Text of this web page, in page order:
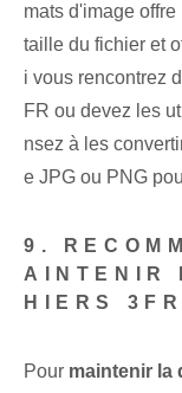
mats d'image
taille du fichier et
i vous rencontrez
FR ou devez les
nsez à les
e JPG ou PNG
9.
AINTENIR
HIERS
Pour maintenir la